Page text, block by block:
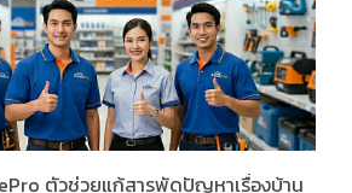
ตัวช่วยแก้สารพัดปัญหาเรื่องบ้าน